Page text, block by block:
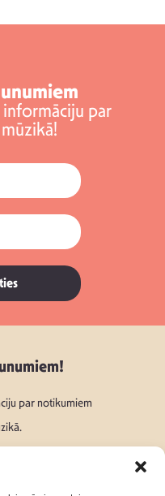
par
par notikumiem